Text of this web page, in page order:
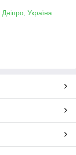
Україна